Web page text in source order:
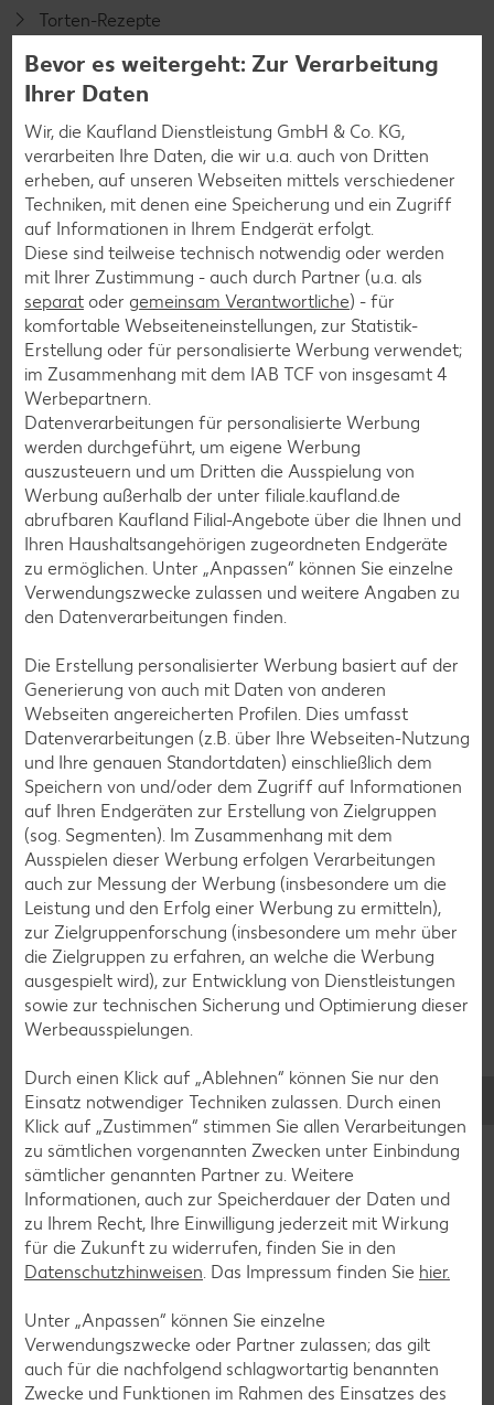
Torten-Rezepte
Eis-Rezepte
Pfannkuchen-Rezepte
Plätzchen-Rezepte
Smoothie-Rezepte
Bowle-Rezepte
Cocktail-Rezepte
Avocado-Rezepte
Erdbeer-Rezepte
Blaubeer-Rezepte
Bananen-Rezepte
Zurück zu allen Rezepten
Glutenfreie Rezepte
Wer auf Gluten verzichtet, muss nicht automatisch auf
Vielfalt und Geschmack verzichten. Ob süß oder herzhaft –
mit unseren glutenfreien Rezepten zauberst du dir Gerichte,
Rezepte entdecken
Bevor es weitergeht: Zur Verarbeitung
Ihrer Daten
Wir, die Kaufland Dienstleistung GmbH & Co. KG,
verarbeiten Ihre Daten, die wir u.a. auch von Dritten
erheben, auf unseren Webseiten mittels verschiedener
Techniken, mit denen eine Speicherung und ein Zugriff
auf Informationen in Ihrem Endgerät erfolgt.
Diese sind teilweise technisch notwendig oder werden
mit Ihrer Zustimmung - auch durch Partner (u.a. als
separat oder gemeinsam Verantwortliche) - für
komfortable Webseiteneinstellungen, zur Statistik-
Erstellung oder für personalisierte Werbung verwendet;
im Zusammenhang mit dem IAB TCF von insgesamt 4
Werbepartnern.
Datenverarbeitungen für personalisierte Werbung
werden durchgeführt, um eigene Werbung
auszusteuern und um Dritten die Ausspielung von
Werbung außerhalb der unter filiale.kaufland.de
abrufbaren Kaufland Filial-Angebote über die Ihnen und
Ihren Haushaltsangehörigen zugeordneten Endgeräte
zu ermöglichen. Unter „Anpassen“ können Sie einzelne
Verwendungszwecke zulassen und weitere Angaben zu
den Datenverarbeitungen finden.
Die Erstellung personalisierter Werbung basiert auf der
Generierung von auch mit Daten von anderen
Webseiten angereicherten Profilen. Dies umfasst
Datenverarbeitungen (z.B. über Ihre Webseiten-Nutzung
und Ihre genauen Standortdaten) einschließlich dem
Speichern von und/oder dem Zugriff auf Informationen
auf Ihren Endgeräten zur Erstellung von Zielgruppen
(sog. Segmenten). Im Zusammenhang mit dem
Ausspielen dieser Werbung erfolgen Verarbeitungen
auch zur Messung der Werbung (insbesondere um die
Leistung und den Erfolg einer Werbung zu ermitteln),
zur Zielgruppenforschung (insbesondere um mehr über
die Zielgruppen zu erfahren, an welche die Werbung
ausgespielt wird), zur Entwicklung von Dienstleistungen
sowie zur technischen Sicherung und Optimierung dieser
Werbeausspielungen.
Durch einen Klick auf „Ablehnen“ können Sie nur den
Einsatz notwendiger Techniken zulassen. Durch einen
Klick auf „Zustimmen“ stimmen Sie allen Verarbeitungen
zu sämtlichen vorgenannten Zwecken unter Einbindung
sämtlicher genannten Partner zu. Weitere
Informationen, auch zur Speicherdauer der Daten und
zu Ihrem Recht, Ihre Einwilligung jederzeit mit Wirkung
für die Zukunft zu widerrufen, finden Sie in den
Datenschutzhinweisen . Das Impressum finden Sie hier.
Unter „Anpassen“ können Sie einzelne
Verwendungszwecke oder Partner zulassen; das gilt
auch für die nachfolgend schlagwortartig benannten
Zwecke und Funktionen im Rahmen des Einsatzes des